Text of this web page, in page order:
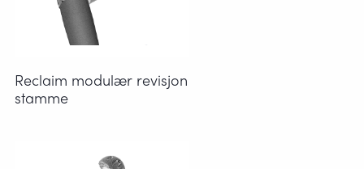
Reclaim modulær revisjon
stamme